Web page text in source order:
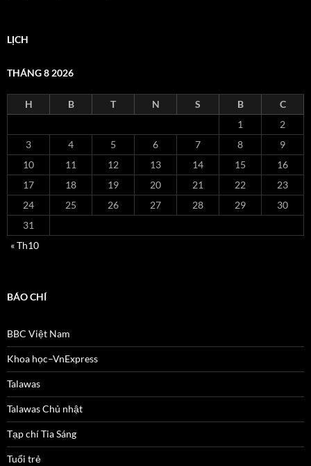
LỊCH
THÁNG 8 2026
H B T N S B
C
1
2
3
4 5 6 7 8
9
10
11 12 13 14 15
16
17
18 19 20 21 22
23
24
25 26 27 28 29
30
31
« Th10
BÁO CHÍ
BBC Việt Nam
Khoa học–VnExpress
Talawas
Talawas Chủ nhật
Tạp chí Tia Sáng
Tuổi trẻ